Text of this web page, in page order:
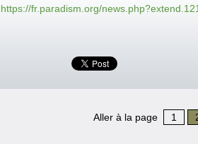
https://fr.paradism.org/
Aller à la page 1